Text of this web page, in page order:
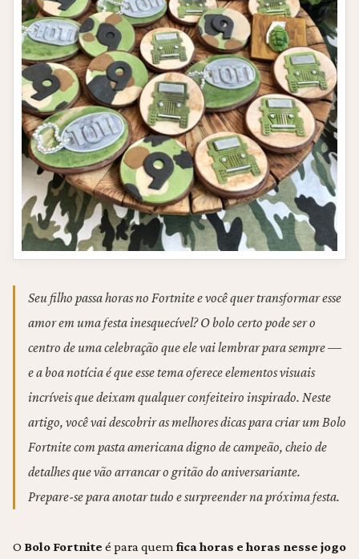
Seu filho passa horas no Fortnite e você quer transformar esse
amor em uma festa inesquecível? O bolo certo pode ser o
centro de uma celebração que ele vai lembrar para sempre —
e a boa notícia é que esse tema oferece elementos visuais
incríveis que deixam qualquer confeiteiro inspirado. Neste
artigo, você vai descobrir as melhores dicas para criar um Bolo
Fortnite com pasta americana digno de campeão, cheio de
detalhes que vão arrancar o gritão do aniversariante.
Prepare-se para anotar tudo e surpreender na próxima festa.
O Bolo Fortnite é para quemfica horas e horas nesse jogo